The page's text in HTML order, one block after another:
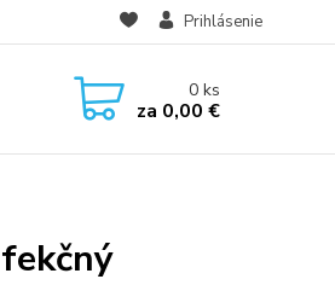
Prihlásenie
0ks
za 0,00 €